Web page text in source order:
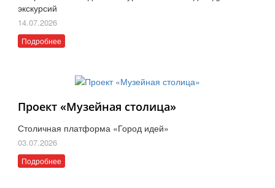
экскурсий
14.07.2026
Подробнее
Проект «Музейная столица»
Столичная платформа «Город идей»
03.07.2026
Подробнее